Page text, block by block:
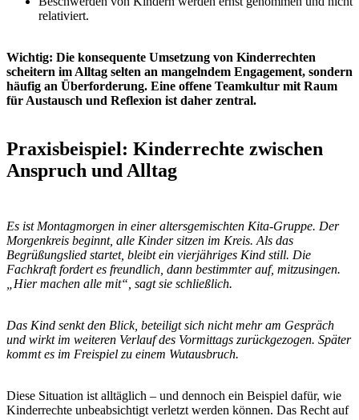
Diese Situation ist alltäglich – und dennoch ein Beispiel dafür, wie
Kinderrechte unbeabsichtigt verletzt werden können. Das Recht auf
Gruppenerwartungen.
In einer reflektierten Kita wird die Szene im Team besprochen.
Nicht mit Schuldzuweisungen, sondern mit Fragen: Hatte das Kind
eine echte Wahl? Wurde sein Nein akzeptiert? Welche Botschaft
wurde vermittelt?
Als Konsequenz wird vereinbart, dass Kinder im
entscheiden dürfen, ob sie mitsingen, zuhören oder sich ruhig
Die Wirkung ist spürbar: Die Atmosphäre entspannt sich, Kinder
beteiligen sich freiwilliger, Konflikte nehmen ab. Kinderrechte
werden nicht als Kontrollverlust erlebt, sondern als Entlastung für
alle.
Mini-FAQ: Kinderrechte in der Kita
Ist die Umsetzung von Kinderrechten für Kitas verpflichtend?